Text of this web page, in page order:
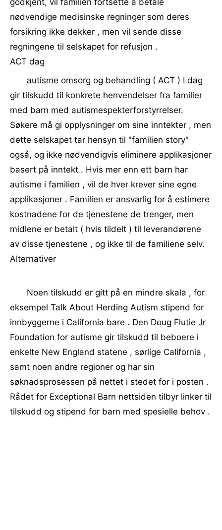
godkjent, vil familien fortsette å betale
nødvendige medisinske regninger som deres
forsikring ikke dekker , men vil sende disse
regningene til selskapet for refusjon .
ACT dag
autisme omsorg og behandling ( ACT ) I dag
gir tilskudd til konkrete henvendelser fra familier
med barn med autismespekterforstyrrelser.
Søkere må gi opplysninger om sine inntekter , men
dette selskapet tar hensyn til "familien story"
også, og ikke nødvendigvis eliminere applikasjoner
basert på inntekt . Hvis mer enn ett barn har
autisme i familien , vil de hver krever sine egne
applikasjoner . Familien er ansvarlig for å estimere
kostnadene for de tjenestene de trenger, men
midlene er betalt ( hvis tildelt ) til leverandørene
av disse tjenestene , og ikke til de familiene selv.
Alternativer
Noen tilskudd er gitt på en mindre skala , for
eksempel Talk About Herding Autism stipend for
innbyggerne i California bare . Den Doug Flutie Jr
Foundation for autisme gir tilskudd til beboere i
enkelte New England statene , sørlige California ,
samt noen andre regioner og har sin
søknadsprosessen på nettet i stedet for i posten .
Rådet for Exceptional Barn nettsiden tilbyr linker til
tilskudd og stipend for barn med spesielle behov .